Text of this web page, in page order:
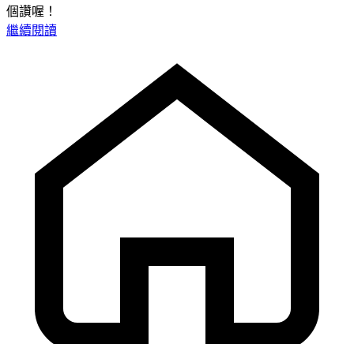
個讚喔！
繼續閱讀